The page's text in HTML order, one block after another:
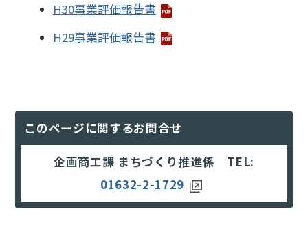
H30事業評価報告書
H29事業評価報告書
このページに関するお問合せ
企画商工課 まちづくり推進係 TEL:
01632-2-1729